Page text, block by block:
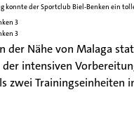
konnte der Sportclub Biel-Benken ein
der Nähe von Malaga
intensiven
zwei